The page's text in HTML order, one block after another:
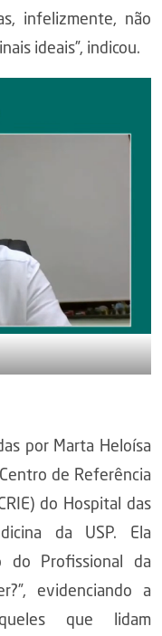
infelizmente, não
ideais”, indicou.
por Marta Heloísa
de Referência
do Hospital das
da USP. Ela
do Profissional da
evidenciando a
que lidam